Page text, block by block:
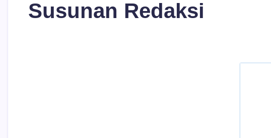
Susunan Redaksi